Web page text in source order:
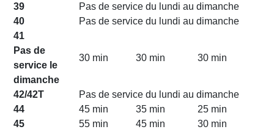
39
Pas de service du lundi au dimanche
40
Pas de service du lundi au dimanche
41
Pas de
service le
dimanche
30 min 30 min 30 min
42/42T
Pas de service du lundi au dimanche
44
45 min 35 min
25 min
45
55 min 45 min 30 min